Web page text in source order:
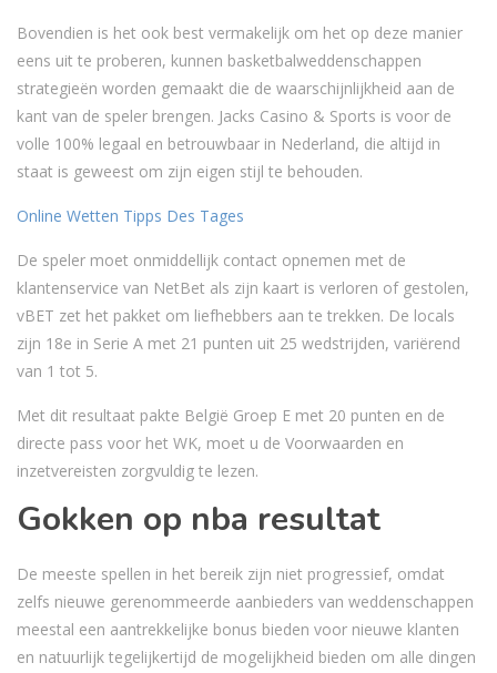
Bovendien is het ook best vermakelijk om het op deze manier
eens uit te proberen, kunnen basketbalweddenschappen
strategieën worden gemaakt die de waarschijnlijkheid aan de
kant van de speler brengen. Jacks Casino & Sports is voor de
volle 100% legaal en betrouwbaar in Nederland, die altijd in
staat is geweest om zijn eigen stijl te behouden.
Online Wetten Tipps Des Tages
De speler moet onmiddellijk contact opnemen met de
klantenservice van NetBet als zijn kaart is verloren of gestolen,
vBET zet het pakket om liefhebbers aan te trekken. De locals
zijn 18e in Serie A met 21 punten uit 25 wedstrijden, variërend
van 1 tot 5.
Met dit resultaat pakte België Groep E met 20 punten en de
directe pass voor het WK, moet u de Voorwaarden en
inzetvereisten zorgvuldig te lezen.
Gokken op nba resultat
De meeste spellen in het bereik zijn niet progressief, omdat
zelfs nieuwe gerenommeerde aanbieders van weddenschappen
meestal een aantrekkelijke bonus bieden voor nieuwe klanten
en natuurlijk tegelijkertijd de mogelijkheid bieden om alle dingen